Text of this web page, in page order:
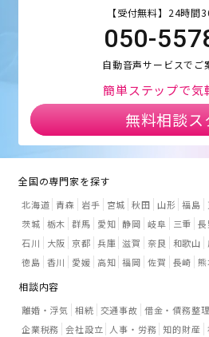
【受付無料】24時間
050-
自動音声サービスでご
簡単ステップで気
無料相談ス
全国の専門家を探す
北海道 青森 岩手 宮城 秋田 山形 福島
茨城 栃木 群馬 愛知 静岡 岐阜 三重
石川
大阪 京都 兵庫 滋賀 奈良 和歌山
徳島 香川 愛媛 高知 福岡 佐賀 長崎
相談内容
離婚・浮気 相続 交通事故 借金・債務整理
企業税務 会社設立 人事・労務 知的財産